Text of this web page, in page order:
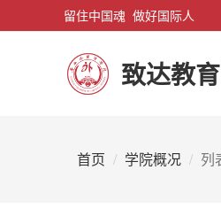
留住中国魂 做好国际人
致达教
首页 学院概况 列